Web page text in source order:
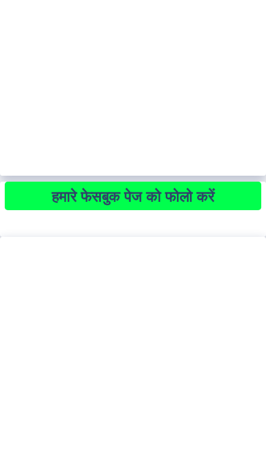
हमारे फेसबुक पेज को फोलो करें